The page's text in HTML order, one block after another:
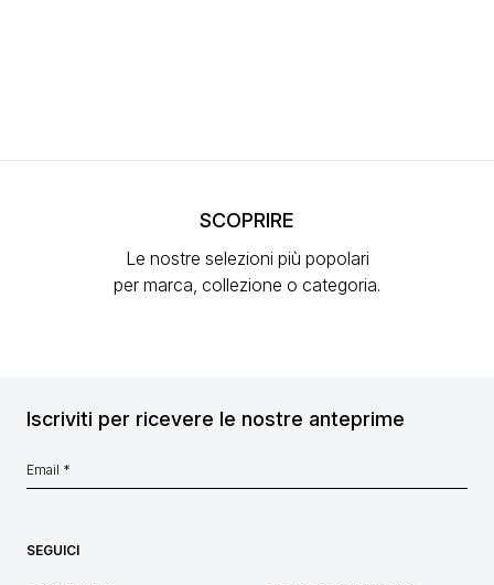
SCOPRIRE
Le nostre selezioni più popolari
per marca, collezione o categoria.
Iscriviti per ricevere le nostre anteprime
SEGUICI